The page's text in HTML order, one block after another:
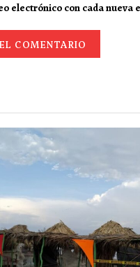
electrónico con cada nueva